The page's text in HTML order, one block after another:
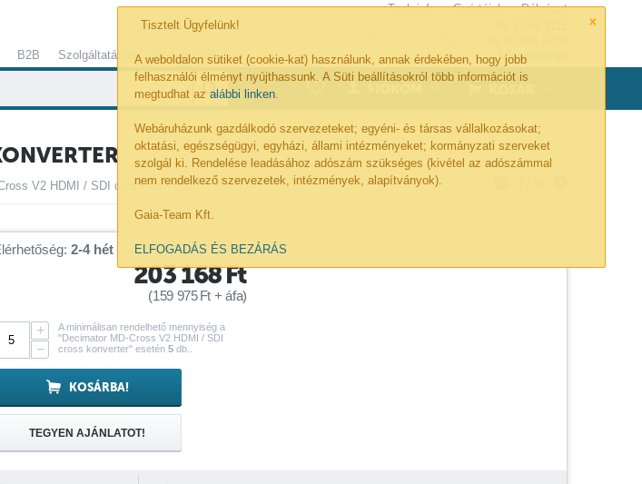
×
Tisztelt Ügyfelünk!
A weboldalon sütiket (cookie-kat) használunk, annak érdekében, hogy jobb
felhasználói élményt nyújthassunk. A Süti beállításokról több információt is
megtudhat azalábbi linken.
Webáruházunk gazdálkodó szervezeteket; egyéni- és társas vállalkozásokat;
oktatási, egészségügyi, egyházi, állami intézményeket; kormányzati szerveket
szolgál ki. Rendelése leadásához adószám szükséges (kivétel az adószámmal
nem rendelkező szervezetek, intézmények, alapítványok).
Gaia-Team Kft.
ELFOGADÁS ÉS BEZÁRÁS
Tech-info Gyártóink Pályázat
B2B Szolgáltatások Referenciák Visszahívás
0
V2 HDMI / SDI cross konverter
2-4 hét
203 168Ft
(159 975Ft + áfa)
+
−
A minimálisan rendelhető mennyiség a
"Decimator MD-Cross V2 HDMI / SDI
cross konverter" esetén5 db..
KOSÁRBA!
TEGYEN AJÁNLATOT!